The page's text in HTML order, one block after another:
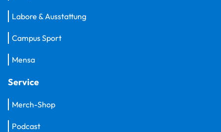
Labore & Ausstattung
Campus Sport
Mensa
Service
Merch-Shop
Podcast